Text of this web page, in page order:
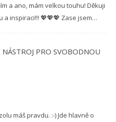
a ano, mám velkou touhu! Děkuji
a inspiraci!!! 💖💖💖 Zase jsem…
NÁSTROJ PRO SVOBODNOU
máš pravdu. :-) Jde hlavně o